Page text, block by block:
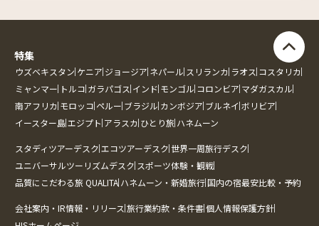
特集
ウズベキスタン ケニア ジョージア ネパール スリランカ ラオス コスタリカ
ミャンマー トルコ ガラパゴス インド モンゴル コロンビア マダガスカル
南アフリカ モロッコ ペルー ブラジル カンボジア ブルネイ ボリビア
イースター島エジプト アラスカ ひとり旅 ハネムーン
スタディツアーデスク エコツアーデスク 世界一周旅行デスク
ユニバーサルツーリズムデスク スポーツ体験・観戦
品質にこだわる旅 QUALITA ハネムーン・新婚旅行 国内の宿最安比較・予約
会社案内・IR情報・リリース 旅行業約款・条件書個人情報保護方針